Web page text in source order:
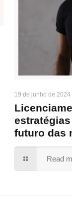
19 de junho de 2024
futuro das
Read